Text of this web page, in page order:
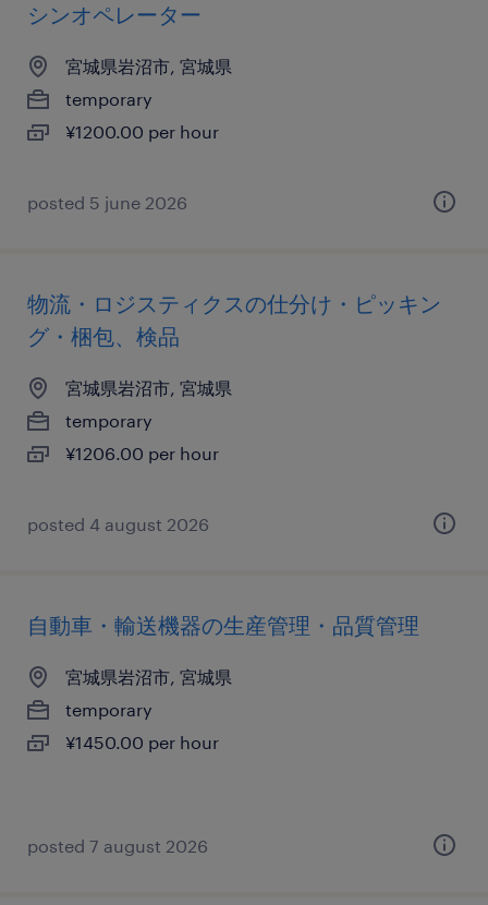
シンオペレーター
宮城県岩沼市, 宮城県
temporary
¥1200.00 per hour
posted 5 june 2026
物流・ロジスティクスの仕分け・ピッキン
グ・梱包、検品
宮城県岩沼市, 宮城県
temporary
¥1206.00 per hour
posted 4 august 2026
自動車・輸送機器の生産管理・品質管理
宮城県岩沼市, 宮城県
temporary
¥1450.00 per hour
posted 7 august 2026